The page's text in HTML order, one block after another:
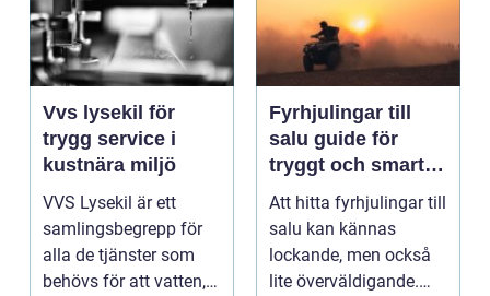
Vvs lysekil för
trygg service i
kustnära miljö
VVS Lysekil är ett
samlingsbegrepp för
alla de tjänster som
behövs för att vatten,
Fyrhjulingar till
salu guide för
tryggt och smart
köp
Att hitta fyrhjulingar till
salu kan kännas
lockande, men också
lite överväldigande.